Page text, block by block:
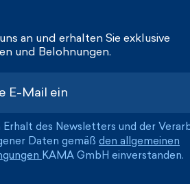
an und erhalten Sie exklusive
und Belohnungen.
Erhalt des Newsletters und der
Daten gemäß den allgemeinen
KAMA GmbH einverstanden.